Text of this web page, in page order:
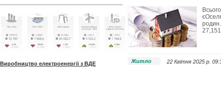
Виробництво електроенергії з ВДЕ Житло 22 Квітня 2025 p.